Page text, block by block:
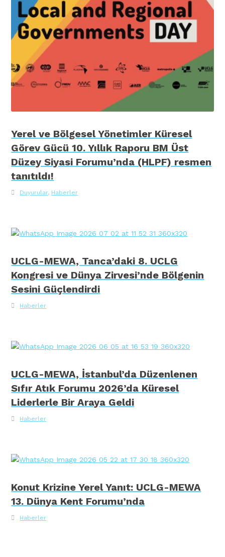
Yerel ve Bölgesel Yönetimler Küresel
Görev Gücü 10. Yıllık Raporu BM Üst
Düzey Siyasi Forumu’nda (HLPF) resmen
tanıtıldı!
Duyurular, Haberler
UCLG-MEWA, Tanca’daki 8. UCLG
Kongresi ve Dünya Zirvesi’nde Bölgenin
Sesini Güçlendirdi
Haberler
UCLG-MEWA, İstanbul’da Düzenlenen
Sıfır Atık Forumu 2026’da Küresel
Liderlerle Bir Araya Geldi
Haberler
Konut Krizine Yerel Yanıt: UCLG-MEWA
13. Dünya Kent Forumu’nda
Haberler